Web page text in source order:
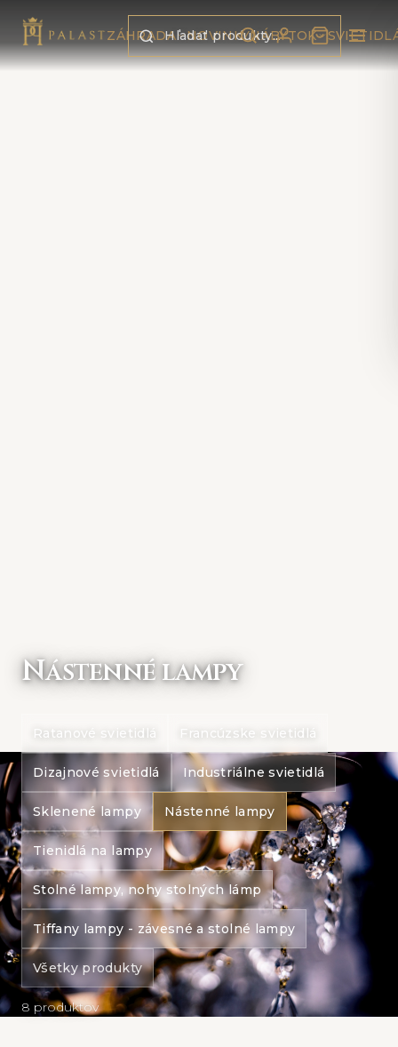
Preskočiť na obsah
ZÁHRADA NOVINKYNÁBYTOK
Nástenné lampy
Ratanové svietidlá Francúzske svietidlá
Dizajnové svietidlá Industriálne svietidlá
Sklenené lampy Nástenné lampy
Tienidlá na lampy
Stolné lampy, nohy stolných lámp
Tiffany lampy - závesné a stolné lampy
Všetky produkty
8 produktov